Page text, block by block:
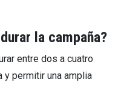
la campaña?
entre dos a cuatro
y permitir una amplia